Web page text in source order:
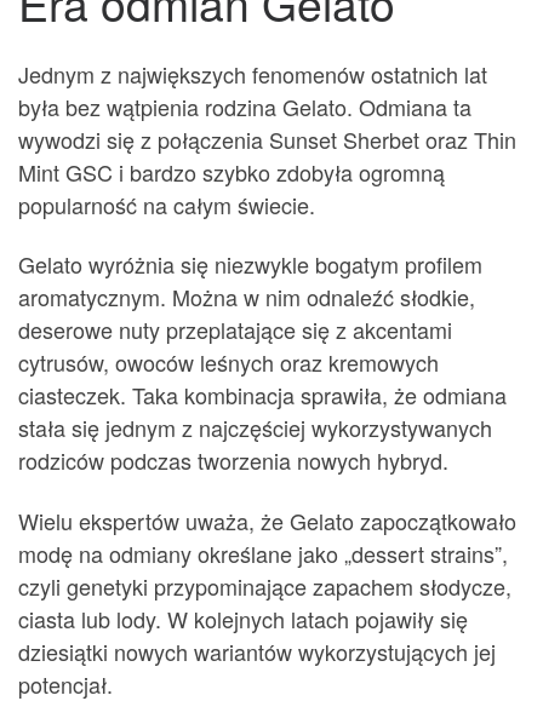
Jednym z największych fenomenów ostatnich lat
była bez wątpienia rodzina Gelato. Odmiana ta
wywodzi się z połączenia Sunset Sherbet oraz Thin
Mint GSC i bardzo szybko zdobyła ogromną
popularność na całym świecie.
Gelato wyróżnia się niezwykle bogatym profilem
aromatycznym. Można w nim odnaleźć słodkie,
deserowe nuty przeplatające się z akcentami
cytrusów, owoców leśnych oraz kremowych
ciasteczek. Taka kombinacja sprawiła, że odmiana
stała się jednym z najczęściej wykorzystywanych
rodziców podczas tworzenia nowych hybryd.
Wielu ekspertów uważa, że Gelato zapoczątkowało
modę na odmiany określane jako „dessert strains”,
czyli genetyki przypominające zapachem słodycze,
ciasta lub lody. W kolejnych latach pojawiły się
dziesiątki nowych wariantów wykorzystujących jej
potencjał.